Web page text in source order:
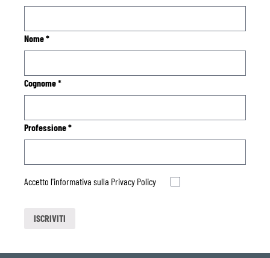
Nome*
Cognome*
Professione*
Accetto l'informativa sulla Privacy Policy